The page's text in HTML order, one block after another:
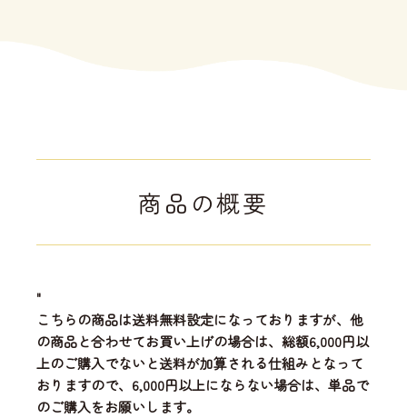
商品の概要
"
こちらの商品は送料無料設定になっておりますが、他
の商品と合わせてお買い上げの場合は、総額6,000円以
上のご購入でないと送料が加算される仕組みとなって
おりますので、6,000円以上にならない場合は、単品で
のご購入をお願いします。